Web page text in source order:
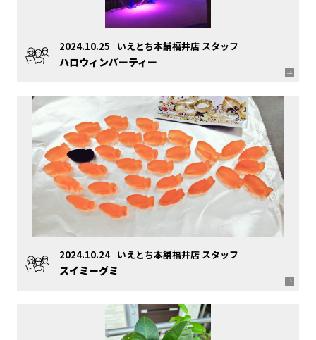
2024.10.25 いえとち本舗福井店 スタッフ
ハロウィンパーティー
2024.10.24 いえとち本舗福井店 スタッフ
スイミーグミ